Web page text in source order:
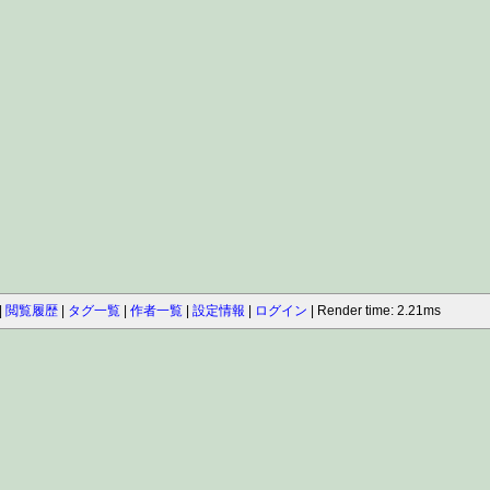
閲覧履歴 タグ一覧 作者一覧 設定情報 ログイン Render time: 2.21ms